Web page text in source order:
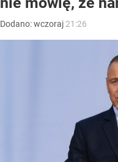
Dodano:wczoraj 21:26